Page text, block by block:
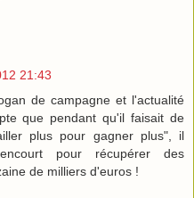
21:43
de campagne et l'actualité
que pendant qu'il faisait de
plus pour gagner plus", il
pour récupérer des
de milliers d'euros !